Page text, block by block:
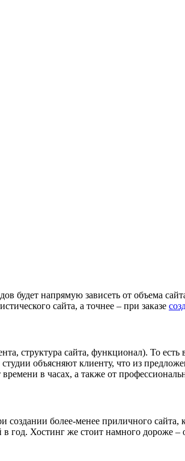
будет напрямую зависеть от объема
сайта, а точнее – при заказе
структура сайта, функционал). То
объясняют клиенту, что из
в часах, а также от
создании более-менее приличного
год. Хостинг же стоит намного дороже